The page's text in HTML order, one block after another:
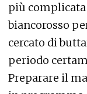
più complicata
biancorosso
cercato di
periodo
Preparare il